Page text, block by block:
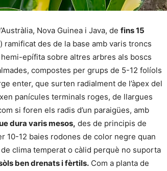
Nova Guinea i Java, de fins 15
des de la base amb varis troncs
epífita sobre altres arbres als boscs
compostes per grups de 5-12 folíols
enter, que surten radialment de l’àpex del
panícules terminals roges, de llargues
si foren els radis d’un paraigües, amb
dura varis mesos, des de principis de
10-12 baies rodones de color negre quan
clima temperat o càlid perquè no suporta
ben drenats i fèrtils. Com a planta de